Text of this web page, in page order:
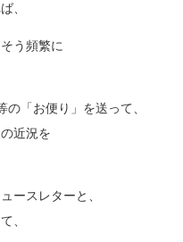
、
う頻繁に
「お便り」を送って、
近況を
ースレターと、
、